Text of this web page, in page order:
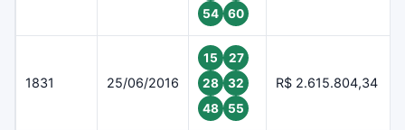
54
60
1831 25/06/2016
15
27
28
32
48
55
R$ 2.615.804,34